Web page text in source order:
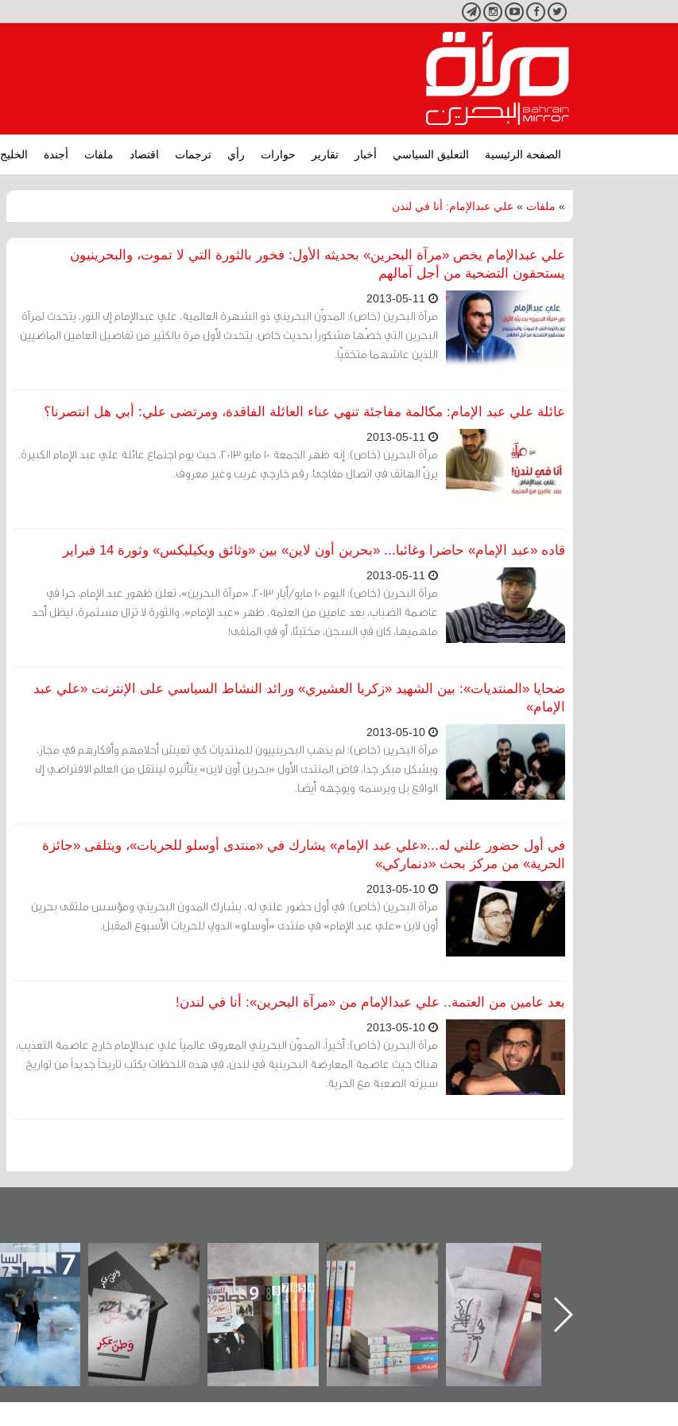
تويتر فيسبوكيوتيوبانستجرامتليجرام
الصفحة الرئيسية التعليق السياسي أخبار تقارير حوارات رأي ترجمات اقتصاد ملفات أجندة الخليج
» ملفات » علي عبدالإمام: أنا في لندن
علي عبدالإمام يخص «مرآة البحرين» بحديثه الأول: فخور بالثورة التي لا تموت، والبحرينيون
يستحقون التضحية من أجل آمالهم
مرآة البحرين (خاص): المدوّن البحريني ذو الشهرة العالمية، علي عبدالإمام إلى النور، يتحدث لمرآة
البحرين التي خصّها مشكوراً بحديث خاص. يتحدث لأول مرة بالكثير من تفاصيل العامين الماضيين
اللذين عاشهما متخفيّا.
عائلة علي عبد الإمام: مكالمة مفاجئة تنهي عناء العائلة الفاقدة، ومرتضى علي: أبي هل انتصرنا؟
مرآة البحرين (خاص): إنه ظهر الجمعة 10 مايو 2013، حيث يوم اجتماع عائلة علي عبد الإمام الكبيرة.
يرنّ الهاتف في اتصال مفاجئ. رقم خارجي غريب وغير معروف.
قاده «عبد الإمام» حاضرا وغائبا... «بحرين أون لاين» بين «وثائق ويكيليكس» وثورة 14 فبراير
مرآة البحرين (خاص): اليوم 10 مايو/أيار 2013، «مرآة البحرين»، تعلن ظهور عبد الإمام، حرا في
عاصمة الضباب، بعد عامين من العتمة. ظهر «عبد الإمام»، والثورة لا تزال مستمرة، ليظل أحد
ملهميها، كان في السجن، مختبئا، أو في المنفى!
ضحايا «المنتديات»: بين الشهيد «زكريا العشيري» ورائد النشاط السياسي على الإنترنت «علي عبد
الإمام»
مرآة البحرين (خاص): لم يذهب البحرينييون للمنتديات كي تعيش أحلامهم وأفكارهم في مجاز،
وبشكل مبكر جدا، فاض المنتدى الأول «بحرين أون لاين» بتأثيره لينتقل من العالم الافتراضي إلى
الواقع بل ويرسمه ويوجهه أيضا.
في أول حضور علني له...«علي عبد الإمام» يشارك في «منتدى أوسلو للحريات»، ويتلقى «جائزة
الحرية» من مركز بحث «دنماركي»
مرآة البحرين (خاص): في أول حضور علني له، يشارك المدون البحريني ومؤسس ملتقى بحرين
أون لاين «علي عبد الإمام» في منتدى «أوسلو» الدولي للحريات الأسبوع المقبل.
بعد عامين من العتمة.. علي عبدالإمام من «مرآة البحرين»: أنا في لندن!
مرآة البحرين (خاص): أخيراً، المدوّن البحريني المعروف عالمياً علي عبدالإمام خارج عاصمة التعذيب،
هناك حيث عاصمة المعارضة البحرينية في لندن، في هذه اللحظات يكتب تاريخاً جديداً من تواريخ
سيرته الصعبة مع الحرية.
السهلاوي في ذكراه
"حماة الباب الأخير":
الإصدار الأول عن
اعتصام الدراز
وأحداث ساحة
الفداء لمركز أوال
للدراسات والتوثيق
تصنيف موضوعي
للوثائق البريطانية
يقدمه «مركز أوال»
في سلسلة من 5
كتب
تصدر حصاد
الساحات 2019
«وطن عكر» رواية
جديدة لمعتقل
عسكري تصدر عن
«مرآة البحرين»
حصاد 2017